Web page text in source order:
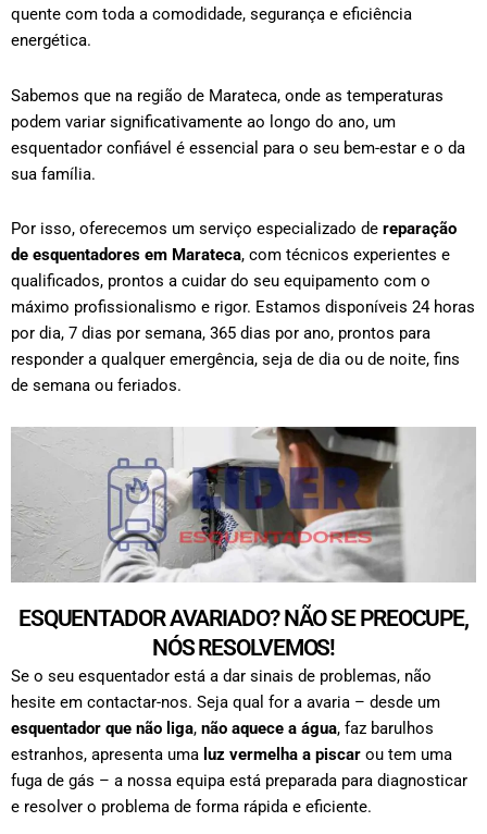
quente com toda a comodidade, segurança e eficiência
energética.
Sabemos que na região de Marateca, onde as temperaturas
podem variar significativamente ao longo do ano, um
esquentador confiável é essencial para o seu bem-estar e o da
sua família.
Por isso, oferecemos um serviço especializado de reparação
de esquentadores em Marateca, com técnicos experientes e
qualificados, prontos a cuidar do seu equipamento com o
máximo profissionalismo e rigor. Estamos disponíveis 24 horas
por dia, 7 dias por semana, 365 dias por ano, prontos para
responder a qualquer emergência, seja de dia ou de noite, fins
de semana ou feriados.
ESQUENTADOR AVARIADO? NÃO SE PREOCUPE,
NÓS RESOLVEMOS!
Se o seu esquentador está a dar sinais de problemas, não
hesite em contactar-nos. Seja qual for a avaria – desde um
esquentador que não liga, não aquece a água, faz barulhos
estranhos, apresenta uma luz vermelha a piscar ou tem uma
fuga de gás – a nossa equipa está preparada para diagnosticar
e resolver o problema de forma rápida e eficiente.